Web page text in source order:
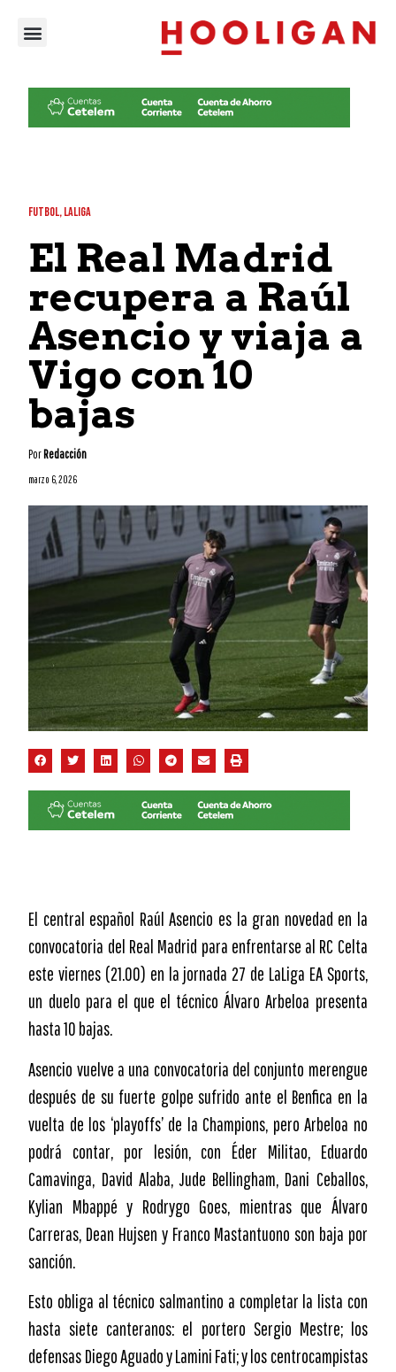
FUTBOL,LALIGA
El Real Madrid
recupera a Raúl
Asencio y viaja a
Vigo con 10
bajas
PorRedacción
marzo 6, 2026
El central español Raúl Asencio es la gran novedad en la
convocatoria del Real Madrid para enfrentarse al RC Celta
este viernes (21.00) en la jornada 27 de LaLiga EA Sports,
un duelo para el que el técnico Álvaro Arbeloa presenta
hasta 10 bajas.
Asencio vuelve a una convocatoria del conjunto merengue
después de su fuerte golpe sufrido ante el Benfica en la
vuelta de los ‘playoffs’ de la Champions, pero Arbeloa no
podrá contar, por lesión, con Éder Militao, Eduardo
Camavinga, David Alaba, Jude Bellingham, Dani Ceballos,
Kylian Mbappé y Rodrygo Goes, mientras que Álvaro
Carreras, Dean Hujsen y Franco Mastantuono son baja por
sanción.
Esto obliga al técnico salmantino a completar la lista con
hasta siete canteranos: el portero Sergio Mestre; los
defensas Diego Aguado y Lamini Fati; y los centrocampistas